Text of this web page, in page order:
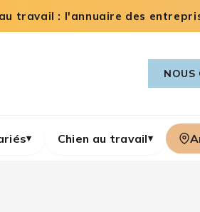
travail : l'annuaire des
NOUS
▾ Chien au travail▾